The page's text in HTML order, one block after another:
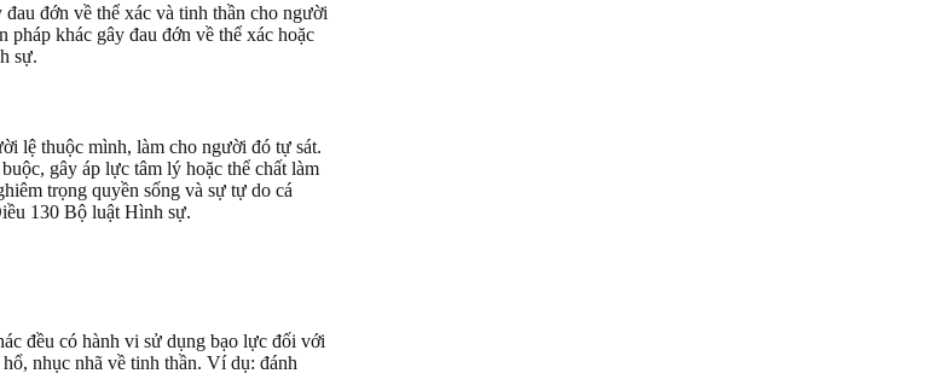
đớn về thể xác và tinh thần cho người
pháp khác gây đau đớn về thể xác hoặc
sự.
lệ thuộc mình, làm cho người đó tự sát.
gây áp lực tâm lý hoặc thể chất làm
trọng quyền sống và sự tự do cá
130 Bộ luật Hình sự.
đều có hành vi sử dụng bạo lực đối với
nhục nhã về tinh thần. Ví dụ: đánh